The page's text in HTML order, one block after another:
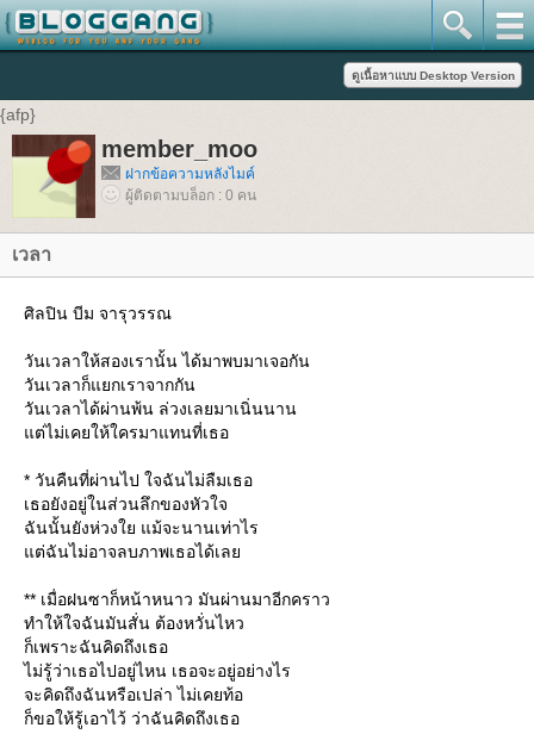
{afp}
member_moo
ฝากข้อความหลังไมค์
ผู้ติดตามบล็อก : 0 คน
เวลา
ศิลปิน บีม จารุวรรณ
วันเวลาให้สองเรานั้น ได้มาพบมาเจอกัน
วันเวลาก็แยกเราจากกัน
วันเวลาได้ผ่านพ้น ล่วงเลยมาเนิ่นนาน
แต่ไม่เคยให้ใครมาแทนที่เธอ
* วันคืนที่ผ่านไป ใจฉันไม่ลืมเธอ
เธอยังอยู่ในส่วนลึกของหัวใจ
ฉันนั้นยังห่วงใย แม้จะนานเท่าไร
แต่ฉันไม่อาจลบภาพเธอได้เลย
** เมื่อฝนซาก็หน้าหนาว มันผ่านมาอีกคราว
ทำให้ใจฉันมันสั่น ต้องหวั่นไหว
ก็เพราะฉันคิดถึงเธอ
ไม่รู้ว่าเธอไปอยู่ไหน เธอจะอยู่อย่างไร
จะคิดถึงฉันหรือเปล่า ไม่เคยท้อ
ก็ขอให้รู้เอาไว้ ว่าฉันคิดถึงเธอ